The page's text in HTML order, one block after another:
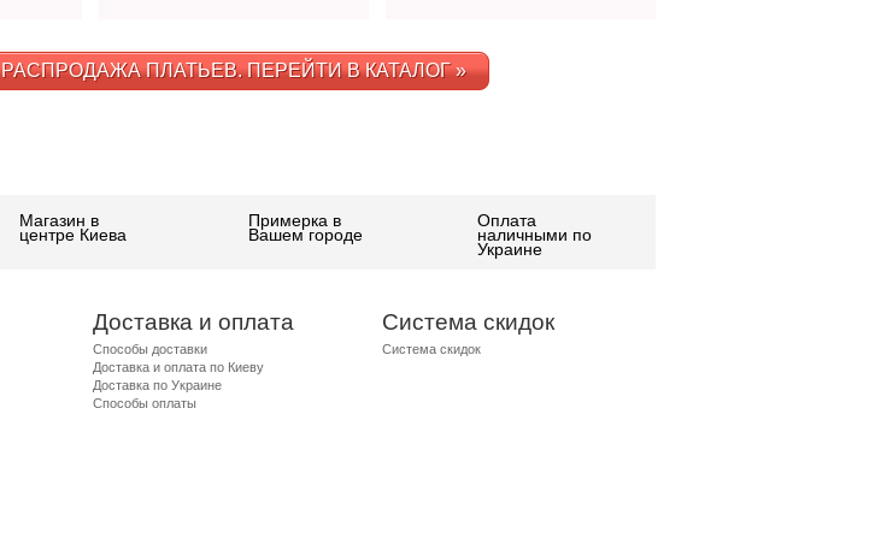
РАСПРОДАЖА ПЛАТЬЕВ. ПЕРЕЙТИ В КАТАЛОГ »
Магазин в
центре Киева
Примерка в
Вашем городе
Оплата
наличными по
Украине
Доставка и оплата
Способы доставки
Доставка и оплата по Киеву
Доставка по Украине
Способы оплаты
Система скидок
Система скидок